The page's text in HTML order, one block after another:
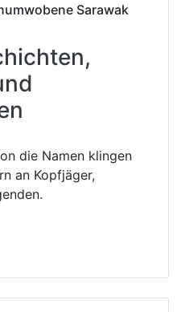
Sarawak
die Namen klingen
an Kopfjäger,